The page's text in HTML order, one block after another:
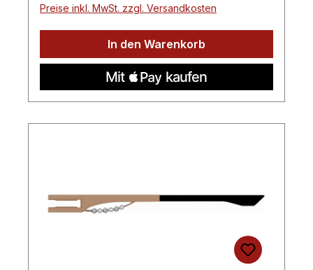
Preise inkl. MwSt. zzgl. Versandkosten
In den Warenkorb